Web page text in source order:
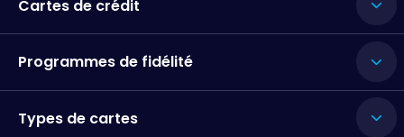
Cartes de crédit
Programmes de fidélité
Types de cartes